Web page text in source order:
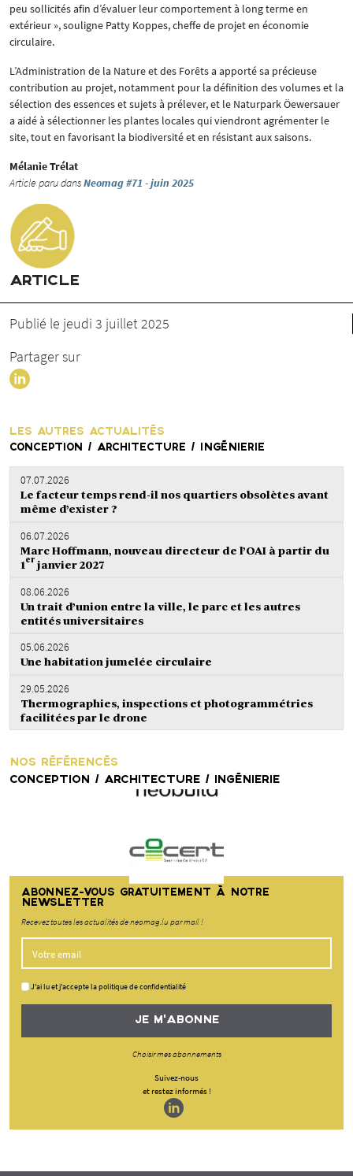
peu sollicités afin d’évaluer leur comportement à long terme en
extérieur », souligne Patty Koppes, cheffe de projet en économie
circulaire.
L’Administration de la Nature et des Forêts a apporté sa précieuse
contribution au projet, notamment pour la définition des volumes et la
sélection des essences et sujets à prélever, et le Naturpark Öewersauer
a aidé à sélectionner les plantes locales qui viendront agrémenter le
site, tout en favorisant la biodiversité et en résistant aux saisons.
Mélanie Trélat
Article paru dansNeomag #71 - juin 2025
ARTICLE
Publié le jeudi 3 juillet 2025
Partager sur
LES AUTRES ACTUALITÉS
CONCEPTION / ARCHITECTURE / INGÉNIERIE
07.07.2026
Le facteur temps rend-il nos quartiers obsolètes avant
même d’exister ?
06.07.2026
Marc Hoffmann, nouveau directeur de l’OAI à partir du
1er janvier 2027
08.06.2026
Un trait d’union entre la ville, le parc et les autres
entités universitaires
05.06.2026
Une habitation jumelée circulaire
29.05.2026
Thermographies, inspections et photogrammétries
facilitées par le drone
NOS RÉFÉRENCÉS
CONCEPTION / ARCHITECTURE / INGÉNIERIE
ABONNEZ-VOUS GRATUITEMENT À NOTRE
NEWSLETTER
Recevez toutes les actualités de neomag.lu par mail !
J'ai lu et j'accepte la politique de confidentialité
JE M'ABONNE
Choisir mes abonnements
Suivez-nous
et restez informés !